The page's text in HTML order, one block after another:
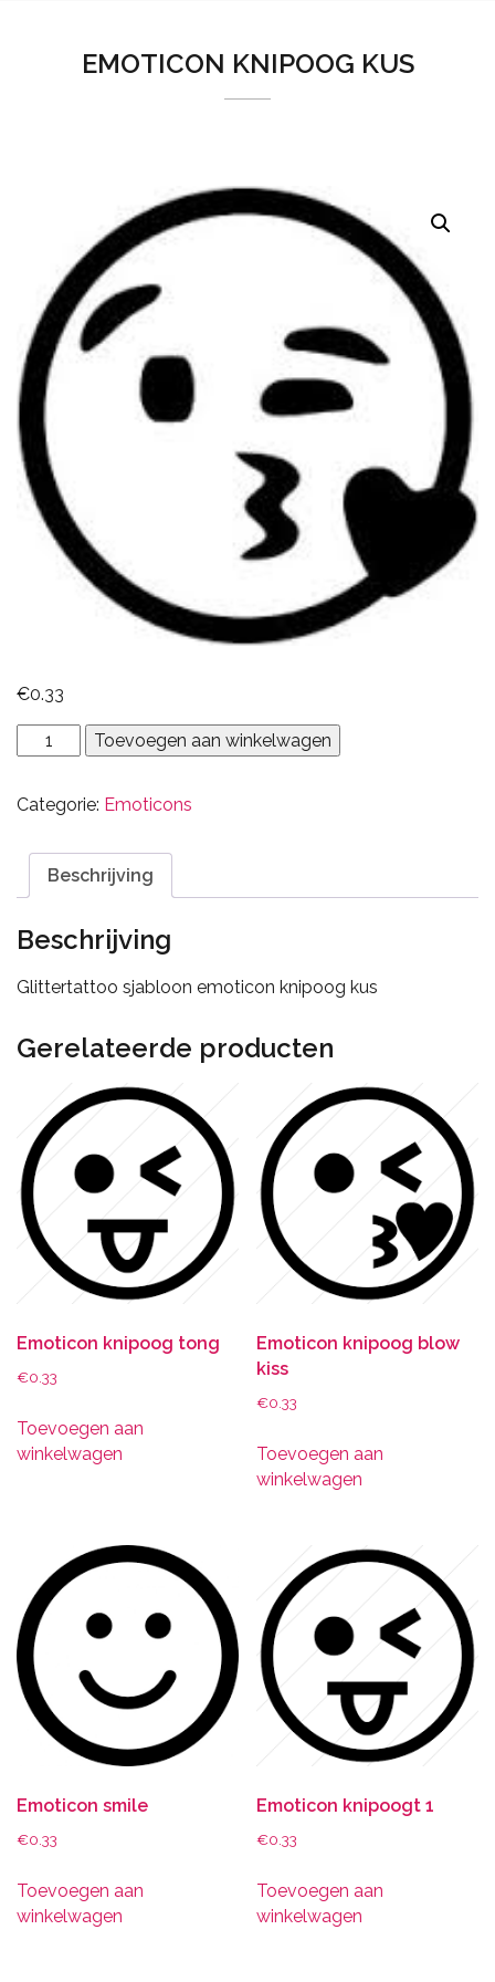
EMOTICON KNIPOOG KUS
€0.33
Emoticon
knipoog
aantal
Toevoegen aan winkelwagen
Categorie: Emoticons
Beschrijving
Beschrijving
Glittertattoo sjabloon emoticon knipoog kus
Gerelateerde producten
Emoticon knipoog tong
€0.33
Toevoegen aan
winkelwagen
Emoticon knipoog blow
kiss
€0.33
Toevoegen aan
winkelwagen
Emoticon smile
€0.33
Toevoegen aan
winkelwagen
Emoticon knipoogt 1
€0.33
Toevoegen aan
winkelwagen